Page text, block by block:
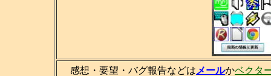
感想・要望・バグ報告などは メールかベクタ